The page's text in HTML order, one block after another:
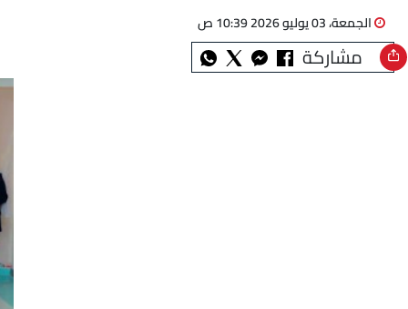
الجمعة، 03 يوليو 2026 10:39 ص
مشاركة